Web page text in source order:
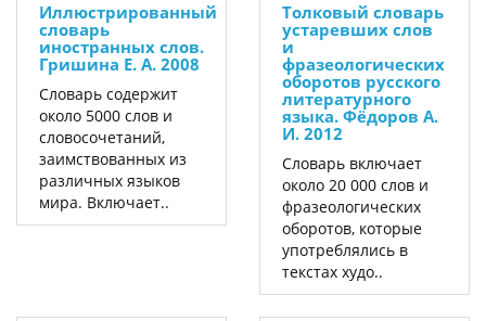
Иллюстрированный
словарь
иностранных слов.
Гришина Е. А. 2008
Словарь содержит
около 5000 слов и
словосочетаний,
заимствованных из
различных языков
мира. Включает..
Толковый словарь
устаревших слов
и
фразеологических
оборотов русского
литературного
языка. Фёдоров А.
И. 2012
Словарь включает
около 20 000 слов и
фразеологических
оборотов, которые
употреблялись в
текстах худо..